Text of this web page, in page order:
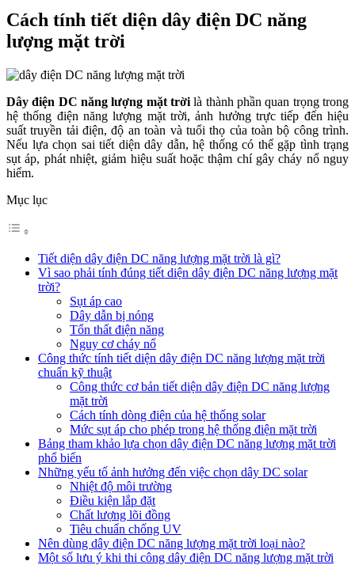
Cách tính tiết diện dây điện DC năng
lượng mặt trời
Dây điện DC năng lượng mặt trời là thành phần quan trọng trong
hệ thống điện năng lượng mặt trời, ảnh hưởng trực tiếp đến hiệu
suất truyền tải điện, độ an toàn và tuổi thọ của toàn bộ công trình.
Nếu lựa chọn sai tiết diện dây dẫn, hệ thống có thể gặp tình trạng
sụt áp, phát nhiệt, giảm hiệu suất hoặc thậm chí gây cháy nổ nguy
hiểm.
Mục lục
Tiết diện dây điện DC năng lượng mặt trời là gì?
Vì sao phải tính đúng tiết diện dây điện DC năng lượng mặt
trời?
Sụt áp cao
Dây dẫn bị nóng
Tổn thất điện năng
Nguy cơ cháy nổ
Công thức tính tiết diện dây điện DC năng lượng mặt trời
chuẩn kỹ thuật
Công thức cơ bản tiết diện dây điện DC năng lượng
mặt trời
Cách tính dòng điện của hệ thống solar
Mức sụt áp cho phép trong hệ thống điện mặt trời
Bảng tham khảo lựa chọn dây điện DC năng lượng mặt trời
phổ biến
Những yếu tố ảnh hưởng đến việc chọn dây DC solar
Nhiệt độ môi trường
Điều kiện lắp đặt
Chất lượng lõi đồng
Tiêu chuẩn chống UV
Nên dùng dây điện DC năng lượng mặt trời loại nào?
Một số lưu ý khi thi công dây điện DC năng lượng mặt trời